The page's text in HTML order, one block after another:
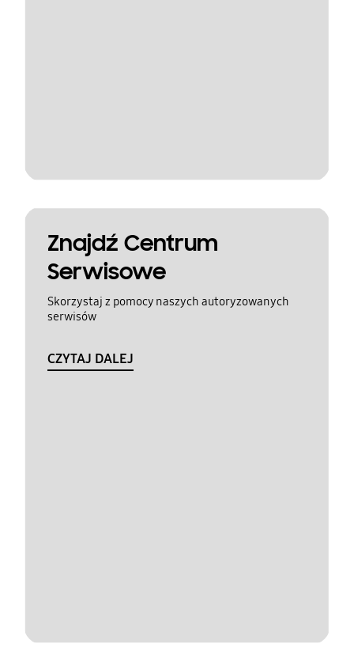
Znajdź Centrum
Serwisowe
Skorzystaj z pomocy naszych autoryzowanych
serwisów
CZYTAJ DALEJ